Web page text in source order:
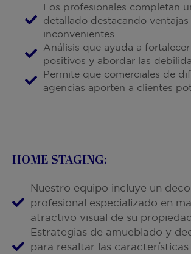
Los profesionales completan
detallado destacando ventajas
inconvenientes.
Análisis que ayuda a
positivos y abordar las
Permite que comerciales de
agencias aporten a clientes
HOME STAGING:
Nuestro equipo incluye un
profesional especializado en
atractivo visual de su
Estrategias de amueblado y
para resaltar las características